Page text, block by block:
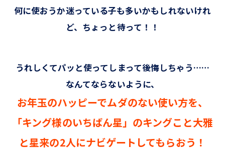
何に使おうか迷っている子も多いかもしれないけれ
ど、ちょっと待って！！
うれしくてパッと使ってしまって後悔しちゃう……
なんてならないように、
お年玉のハッピーでムダのない使い方を、
「キング様のいちばん星」のキングこと大雅
と星来の2人にナビゲートしてもらおう！